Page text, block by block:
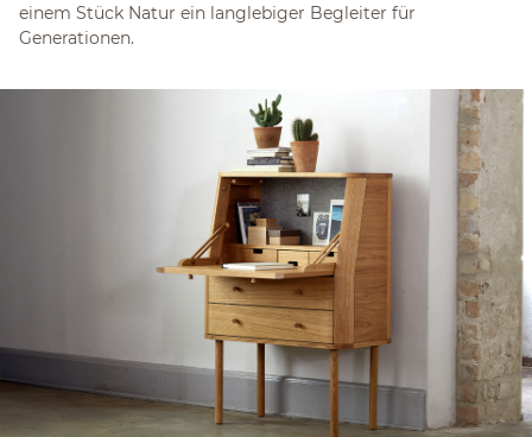
einem Stück Natur ein langlebiger Begleiter für
Generationen.